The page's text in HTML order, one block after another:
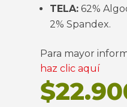
TELA: 62%
2% Spandex.
Para mayor
haz clic aquí
$